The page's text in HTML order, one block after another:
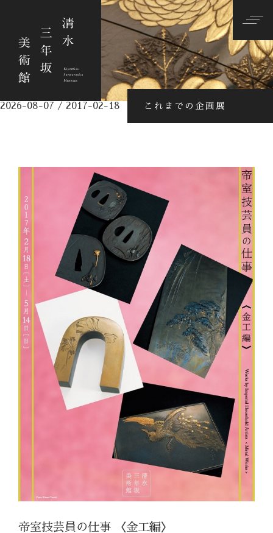
2026-08-07 / 2017-02-18 これまでの企画展
帝室技芸員の仕事 〈金工編〉